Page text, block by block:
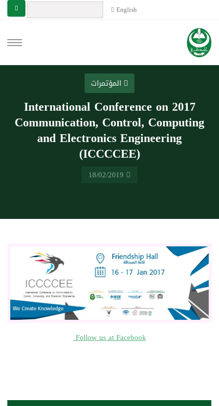
English
المؤتمرات
2017 International Conference on
Communication, Control, Computing
and Electronics Engineering
(ICCCCEE)
Follow us at Facebook